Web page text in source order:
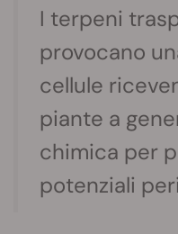
I terpeni
provocano
cellule
piante a
chimica per
potenziali